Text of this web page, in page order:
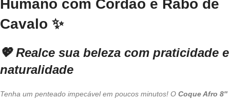
Humano com Cordão e Rabo de
Cavalo ✨
💖Realce sua beleza com praticidade e
naturalidade
Tenha um penteado impecável em poucos minutos! O Coque Afro 8″